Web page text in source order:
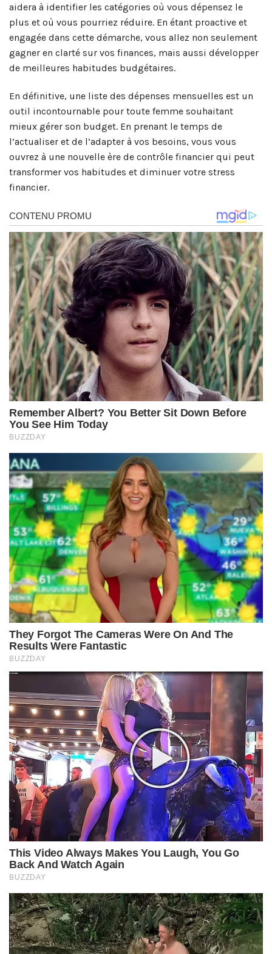
aidera à identifier les catégories où vous dépensez le
plus et où vous pourriez réduire. En étant proactive et
engagée dans cette démarche, vous allez non seulement
gagner en clarté sur vos finances, mais aussi développer
de meilleures habitudes budgétaires.
En définitive, une liste des dépenses mensuelles est un
outil incontournable pour toute femme souhaitant
mieux gérer son budget. En prenant le temps de
l’actualiser et de l’adapter à vos besoins, vous vous
ouvrez à une nouvelle ère de contrôle financier qui peut
transformer vos habitudes et diminuer votre stress
financier.